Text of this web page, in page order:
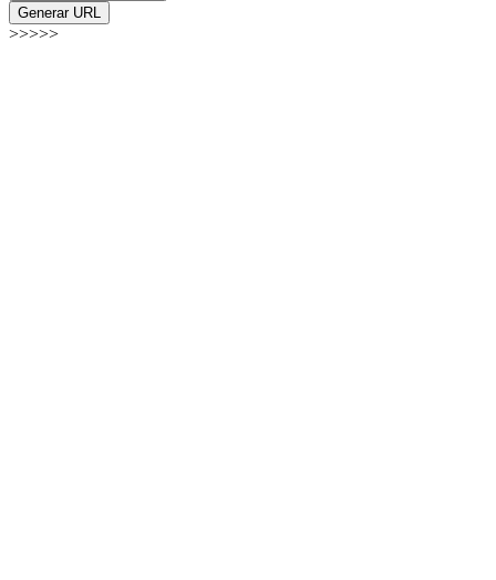
Generar URL
>>>>>